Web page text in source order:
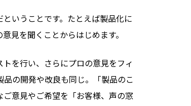
いうことです。たとえば製品化に
見を聞くことからはじめます。
を行い、さらにプロの意見をフィ
の開発や改良も同じ。「製品のこ
意見やご希望を「お客様、声の窓